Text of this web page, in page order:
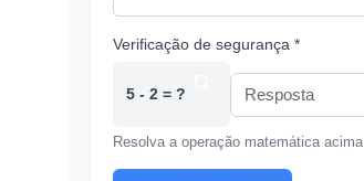
Verificação de segurança *
5 - 2 = ?
Resolva a operação matemática acima